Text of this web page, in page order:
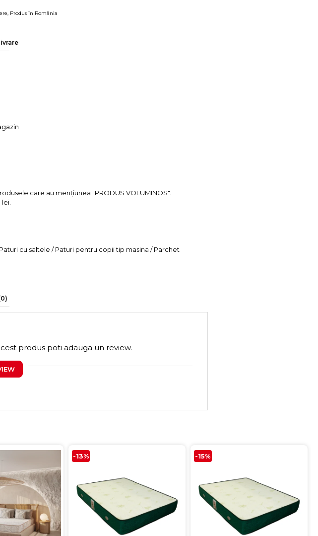
, Produs în România
care au mențiunea "PRODUS VOLUMINOS".
cu saltele / Paturi pentru copii tip masina / Parchet
produs poti adauga un review.
-13% -15%